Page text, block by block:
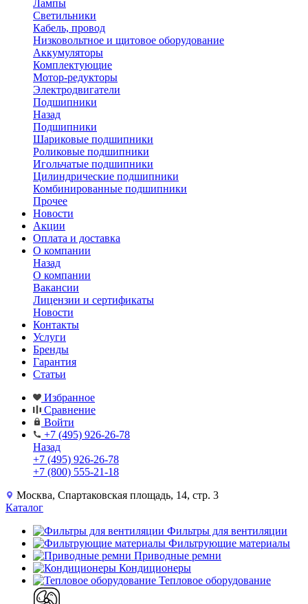
Лампы
Светильники
Кабель, провод
Низковольтное и щитовое оборудование
Аккумуляторы
Комплектующие
Мотор-редукторы
Электродвигатели
Подшипники
Назад
Подшипники
Шариковые подшипники
Роликовые подшипники
Игольчатые подшипники
Цилиндрические подшипники
Комбинированные подшипники
Прочее
Новости
Акции
Оплата и доставка
О компании
Назад
О компании
Вакансии
Лицензии и сертификаты
Новости
Контакты
Услуги
Бренды
Гарантия
Статьи
Избранное
Сравнение
Войти
+7 (495) 926-26-78
Назад
+7 (495) 926-26-78
+7 (800) 555-21-18
Москва, Спартаковская площадь, 14, стр. 3
Каталог
Фильтры для вентиляции
Фильтрующие материалы
Приводные ремни
Кондиционеры
Тепловое оборудование